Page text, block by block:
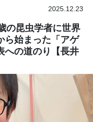
2025.12.23
の昆虫学者に世界
ら始まった「アゲ
への道のり【長井